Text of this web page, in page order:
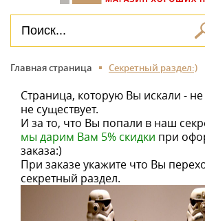
Главная страница Секретный раздел:)
Страница, которую Вы искали -
не существует.
И за то, что Вы попали в наш
мы дарим Вам 5% скидки при
заказа:)
При заказе укажите что Вы
секретный раздел.